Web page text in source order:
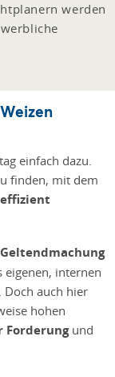
werden
einfach dazu.
finden, mit dem
Geltendmachung
eigenen, internen
Doch auch hier
hohen
Forderungund